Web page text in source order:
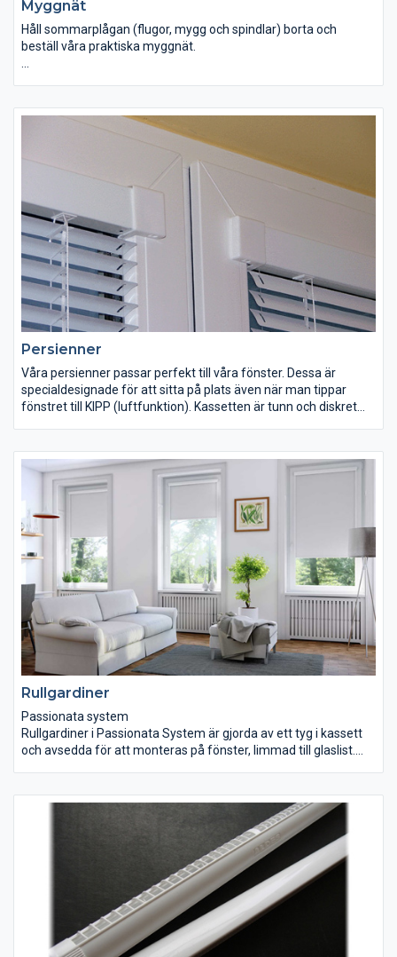
Myggnät
Håll sommarplågan (flugor, mygg och spindlar) borta och
beställ våra praktiska myggnät.
stänga fönstret och behålla myggnätet i. Myggnätet behöver
inte tas bort vid varje användningstillfälle. Rekpols myggnät för
fönster och dörrar kan måttbeställas så det passar dina fönster
exakt. Våra myggnät passar till våra pvc fönster, pvc
altandörrar och till skjutdörrar.
Persienner
Våra persienner passar perfekt till våra fönster. Dessa är
specialdesignade för att sitta på plats även när man tippar
fönstret till KIPP (luftfunktion). Kassetten är tunn och diskret
i aluminium och har manuell omställning. Persiennerna
levereras i bredderna 16-25 mm. Produkten måttanpassas
direkt i fabrik och du behöver inte kontrollmäta.
Rullgardiner
Passionata system
Rullgardiner i Passionata System är gjorda av ett tyg i kassett
och avsedda för att monteras på fönster, limmad till glaslist.
Självlåsande-mekanism möjliggör att stoppa tyget i varje